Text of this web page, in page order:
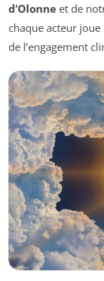
d’Olonne et de
chaque acteur
de l’engagement